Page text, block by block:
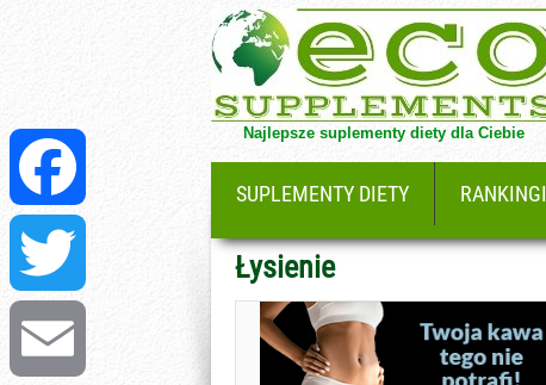
Najlepsze suplementy diety dla Ciebie
SUPLEMENTY DIETY RANKINGI
Łysienie
Facebook
Twitter